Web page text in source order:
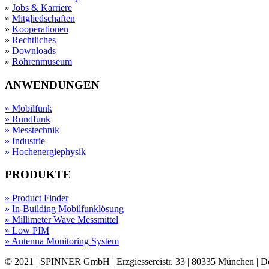
» Jobs & Karriere
» Mitgliedschaften
» Kooperationen
» Rechtliches
» Downloads
» Röhrenmuseum
ANWENDUNGEN
» Mobilfunk
» Rundfunk
» Messtechnik
» Industrie
» Hochenergiephysik
PRODUKTE
» Product Finder
» In-Building Mobilfunklösung
» Millimeter Wave Messmittel
» Low PIM
» Antenna Monitoring System
© 2021 | SPINNER GmbH | Erzgiessereistr. 33 | 80335 München |